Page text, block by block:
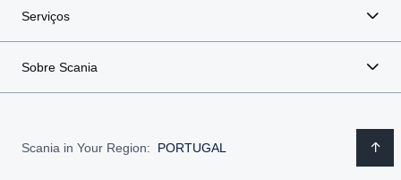
Serviços
Sobre Scania
Scania in Your Region: PORTUGAL